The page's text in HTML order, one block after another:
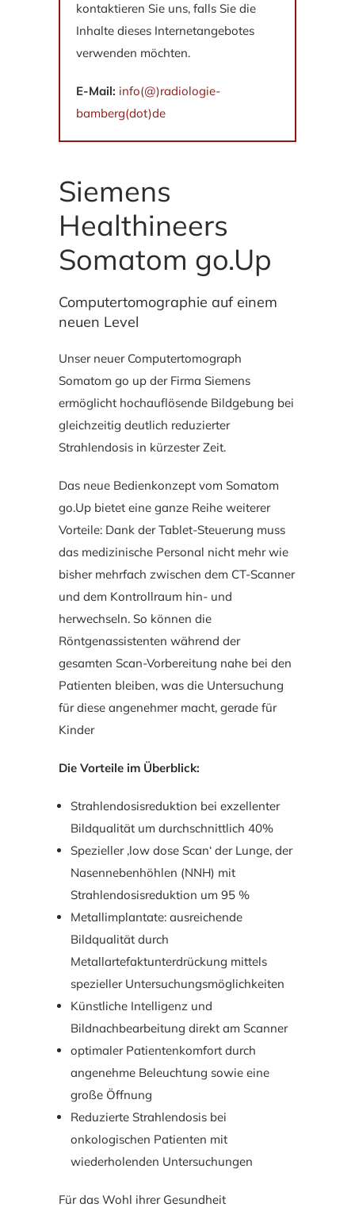
kontaktieren Sie uns, falls Sie die
Inhalte dieses Internetangebotes
verwenden möchten.
E-Mail: info(@)radiologie-
bamberg(dot)de
Siemens
Healthineers
Somatom go.Up
Computertomographie auf einem
neuen Level
Unser neuer Computertomograph
Somatom go up der Firma Siemens
ermöglicht hochauflösende Bildgebung bei
gleichzeitig deutlich reduzierter
Strahlendosis in kürzester Zeit.
Das neue Bedienkonzept vom Somatom
go.Up bietet eine ganze Reihe weiterer
Vorteile: Dank der Tablet-Steuerung muss
das medizinische Personal nicht mehr wie
bisher mehrfach zwischen dem CT-Scanner
und dem Kontrollraum hin- und
herwechseln. So können die
Röntgenassistenten während der
gesamten Scan-Vorbereitung nahe bei den
Patienten bleiben, was die Untersuchung
für diese angenehmer macht, gerade für
Kinder
Die Vorteile im Überblick:
Strahlendosisreduktion bei exzellenter
Bildqualität um durchschnittlich 40%
Spezieller ‚low dose Scan‘ der Lunge, der
Nasennebenhöhlen (NNH) mit
Strahlendosisreduktion um 95 %
Metallimplantate: ausreichende
Bildqualität durch
Metallartefaktunterdrückung mittels
spezieller Untersuchungsmöglichkeiten
Künstliche Intelligenz und
Bildnachbearbeitung direkt am Scanner
optimaler Patientenkomfort durch
angenehme Beleuchtung sowie eine
große Öffnung
Reduzierte Strahlendosis bei
onkologischen Patienten mit
wiederholenden Untersuchungen
Für das Wohl ihrer Gesundheit